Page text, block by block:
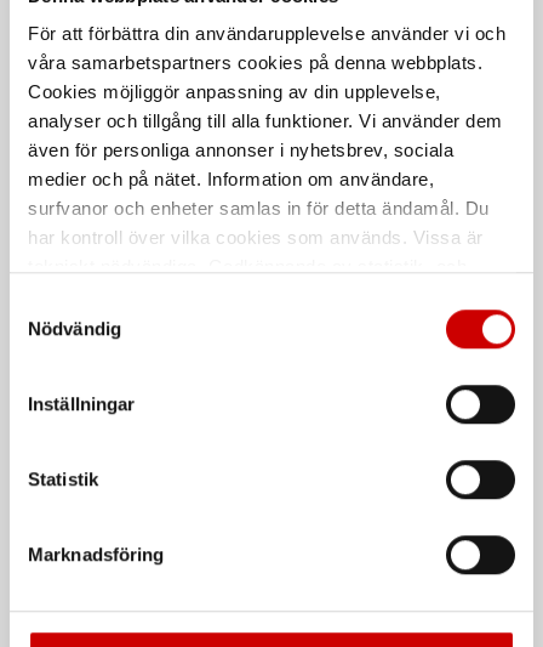
För att förbättra din användarupplevelse använder vi och
våra samarbetspartners cookies på denna webbplats.
Cookies möjliggör anpassning av din upplevelse,
analyser och tillgång till alla funktioner. Vi använder dem
även för personliga annonser i nyhetsbrev, sociala
medier och på nätet. Information om användare,
surfvanor och enheter samlas in för detta ändamål. Du
har kontroll över vilka cookies som används. Vissa är
länder utanför EU med olika dataskyddsnormer. Genom
att godkänna samtycker du till sådana överföringar. Läs
Nödvändig
Inställningar
Statistik
Marknadsföring
De som köpte, köpte även
Kampanj
Dispenserbox med 100 st.
Kampanj